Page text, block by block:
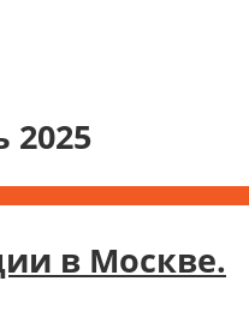
2025
в Москве.